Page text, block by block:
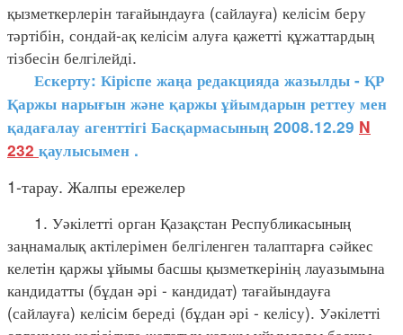
қызметкерлерін тағайындауға (сайлауға) келісім беру
тәртібін, сондай-ақ келісім алуға қажетті құжаттардың
тізбесін белгілейді.
Ескерту: Кіріспе жаңа редакцияда жазылды - ҚР
Қаржы нарығын және қаржы ұйымдарын реттеу мен
қадағалау агенттігі Басқармасының 2008.12.29 N
232 қаулысымен .
1-тарау. Жалпы ережелер
1. Уәкілетті орган Қазақстан Республикасының
заңнамалық актілерімен белгіленген талаптарға сәйкес
келетін қаржы ұйымы басшы қызметкерінің лауазымына
кандидатты (бұдан әрі - кандидат) тағайындауға
(сайлауға) келісім береді (бұдан әрі - келісу). Уәкілетті